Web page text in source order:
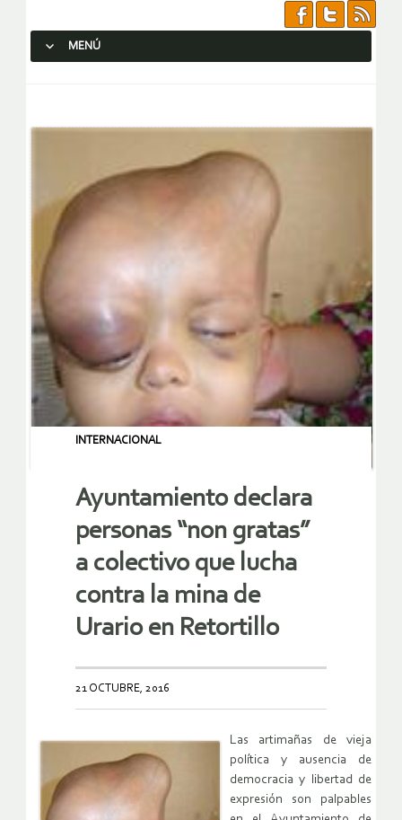
MENÚ
INTERNACIONAL
Ayuntamiento declara
personas “non gratas”
a colectivo que lucha
contra la mina de
Urario en Retortillo
21 OCTUBRE, 2016
Las artimañas de vieja
política y ausencia de
democracia y libertad de
expresión son palpables